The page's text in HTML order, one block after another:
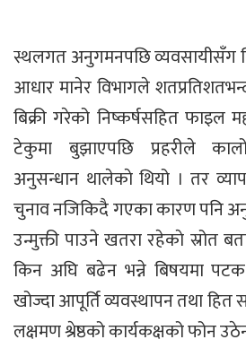
स्थलगत अनुगमनपछि व्यवसायीसँग
आधार मानेर विभागले
बिक्री गरेको निष्कर्षसहित फाइल
टेकुमा बुझाएपछि प्रहरीले
अनुसन्धान थालेकाे थियो । तर
चुनाव नजिकिदै गएका कारण पनि
उन्मुक्ती पाउने खतरा रहेकाे स्रोत
किन अघि बढेन भन्ने बिषयमा
खोज्दा आपूर्ति व्यवस्थापन तथा हित
लक्षमण श्रेष्ठको कार्यकक्षको फोन